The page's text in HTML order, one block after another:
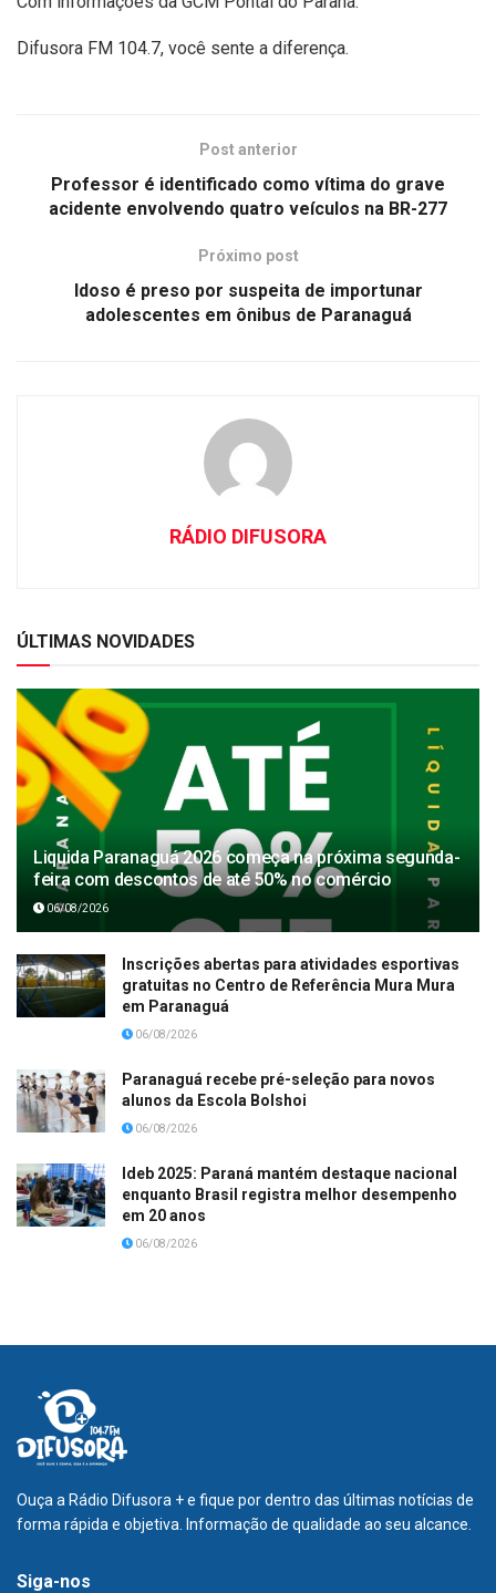
Difusora FM 104.7, você sente a diferença.
Post anterior
Professor é identificado como vítima do grave
acidente envolvendo quatro veículos na BR-277
Próximo post
Idoso é preso por suspeita de importunar
adolescentes em ônibus de Paranaguá
RÁDIO DIFUSORA
ÚLTIMAS NOVIDADES
Liquida Paranaguá 2026 começa na próxima segunda-
feira com descontos de até 50% no comércio
06/08/2026
Inscrições abertas para atividades esportivas
gratuitas no Centro de Referência Mura Mura
em Paranaguá
06/08/2026
Paranaguá recebe pré-seleção para novos
alunos da Escola Bolshoi
06/08/2026
Ideb 2025: Paraná mantém destaque nacional
enquanto Brasil registra melhor desempenho
em 20 anos
06/08/2026
Ouça a Rádio Difusora + e fique por dentro das últimas notícias de
forma rápida e objetiva. Informação de qualidade ao seu alcance.
Siga-nos